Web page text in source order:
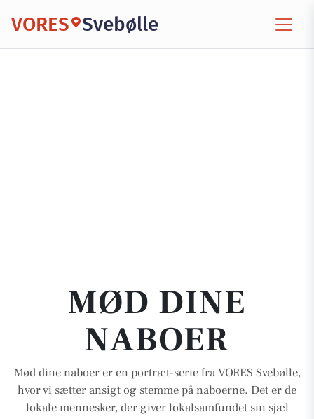
VORES Svebølle
MØD DINE
NABOER
Mød dine naboer er en portræt-serie fra VORES Svebølle,
hvor vi sætter ansigt og stemme på naboerne. Det er de
lokale mennesker, der giver lokalsamfundet sin sjæl